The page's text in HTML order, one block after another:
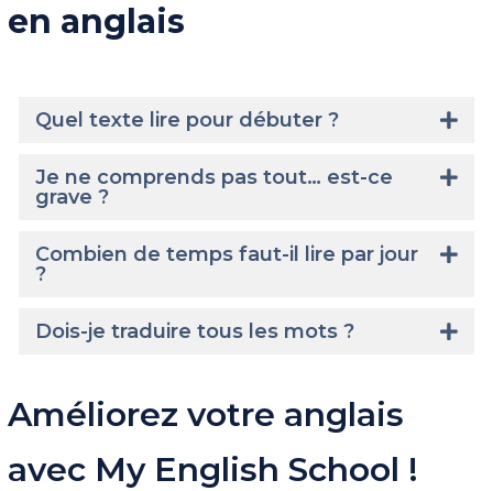
en anglais
Quel texte lire pour débuter ?
Je ne comprends pas tout… est-ce
grave ?
Combien de temps faut-il lire par jour
?
Dois-je traduire tous les mots ?
Améliorez votre anglais
avec My English School !